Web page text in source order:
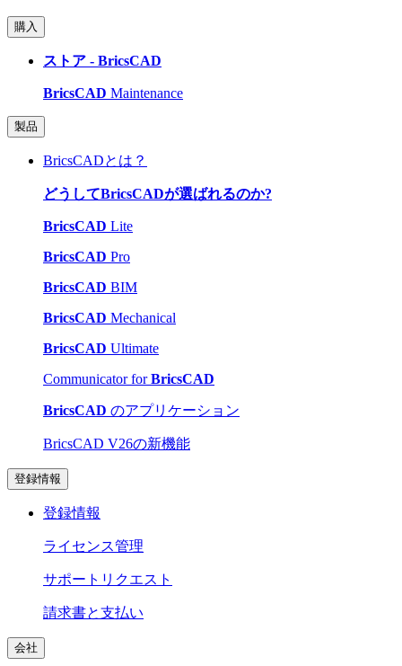
購入
ストア - BricsCAD
BricsCAD Maintenance
製品
BricsCADとは？
どうしてBricsCADが選ばれるのか?
BricsCAD Lite
BricsCAD Pro
BricsCAD BIM
BricsCAD Mechanical
BricsCAD Ultimate
Communicator forBricsCAD
BricsCAD のアプリケーション
BricsCAD V26の新機能
登録情報
登録情報
ライセンス管理
サポートリクエスト
請求書と支払い
会社